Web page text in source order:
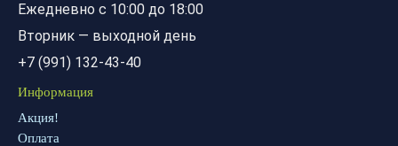
Ежедневно с 10:00 до 18:00
Вторник — выходной день
+7 (991) 132-43-40
Информация
Акция!
Оплата